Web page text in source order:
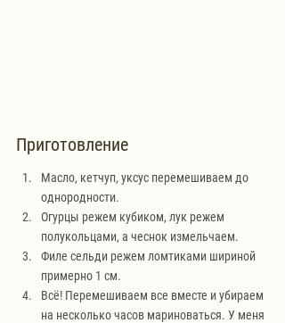
Приготовление
Масло, кетчуп, уксус перемешиваем до
однородности.
Огурцы режем кубиком, лук режем
полукольцами, а чеснок измельчаем.
Филе сельди режем ломтиками шириной
примерно 1 см.
Всё! Перемешиваем все вместе и убираем
на несколько часов мариноваться. У меня